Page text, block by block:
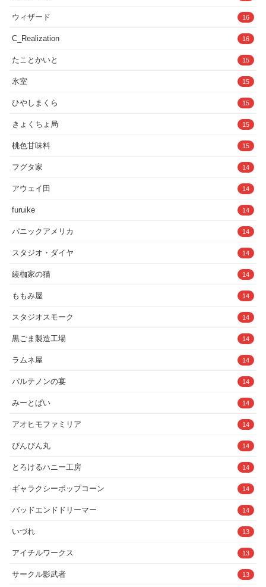
氷室 15
ひやしまくら 15
きょくちょ局 15
桃色甘味料 15
フグタ家 14
アウェイ田 14
furuike 14
パニックアメリカ 14
スタジオ・ダイヤ 14
綾枷家の猫 14
ももみ屋 14
スタジオスモーク 14
黒ごま製造工場 14
ラムネ屋 14
パルテノンの宴 14
みーとぱい 14
アオヒモファミリア 14
ぴんぴん丸 14
とろけるハニー工房 14
ギャラクシーポップコーン 14
バッドエンドドリーマー 14
いづれ 13
アイチルワークス 13
サークル影武者 13
コメットパンチ 13